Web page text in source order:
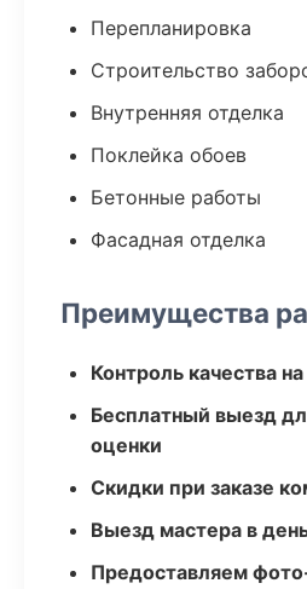
Перепланировка
Строительство
Внутренняя отделка
Поклейка обоев
Бетонные работы
Фасадная отделка
Преимущества
Контроль качества
Бесплатный выезд
оценки
Скидки при заказе
Выезд мастера в
Предоставляем